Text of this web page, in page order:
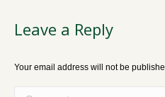
Leave a Reply
Your email address will not be